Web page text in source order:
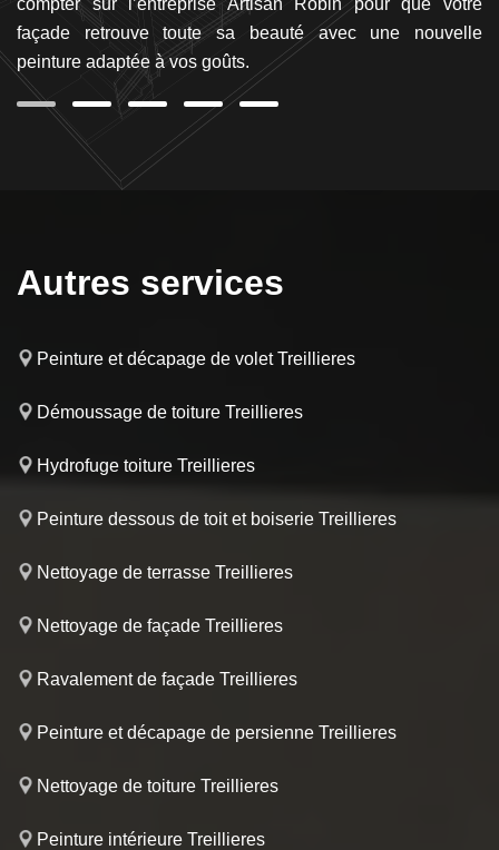
façade retrouve toute sa beauté avec une nouvelle
peinture adaptée à vos goûts.
Autres services
Peinture et décapage de volet Treillieres
Démoussage de toiture Treillieres
Hydrofuge toiture Treillieres
Peinture dessous de toit et boiserie Treillieres
Nettoyage de terrasse Treillieres
Nettoyage de façade Treillieres
Ravalement de façade Treillieres
Peinture et décapage de persienne Treillieres
Nettoyage de toiture Treillieres
Peinture intérieure Treillieres